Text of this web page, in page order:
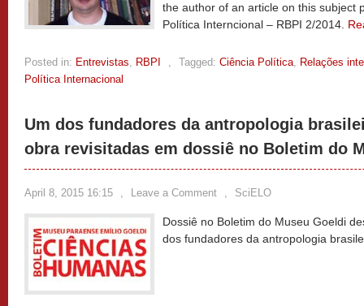
the author of an article on this subject
Política Interncional – RBPI 2/2014.
Posted in: Entrevistas, RBPI , Tagged: Ciência Política, Relações
Política Internacional
Um dos fundadores da antropologia
obra revisitadas em dossiê no Boletim do
April 8, 2015 16:15 , Leave a Comment , SciELO
Dossiê no Boletim do Museu Goeldi
dos fundadores da antropologia